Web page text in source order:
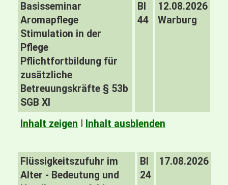
Basisseminar
Aromapflege
Stimulation in der
Pflege
Pflichtfortbildung für
zusätzliche
Betreuungskräfte § 53b
SGB XI
BI
44
12.08.2026
Warburg
Inhalt zeigen Inhalt ausblenden
Flüssigkeitszufuhr im
Alter - Bedeutung und
BI
24
17.08.2026